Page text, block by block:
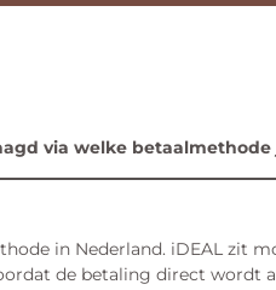
via welke
in Nederland. iDEAL zit
de betaling direct wordt